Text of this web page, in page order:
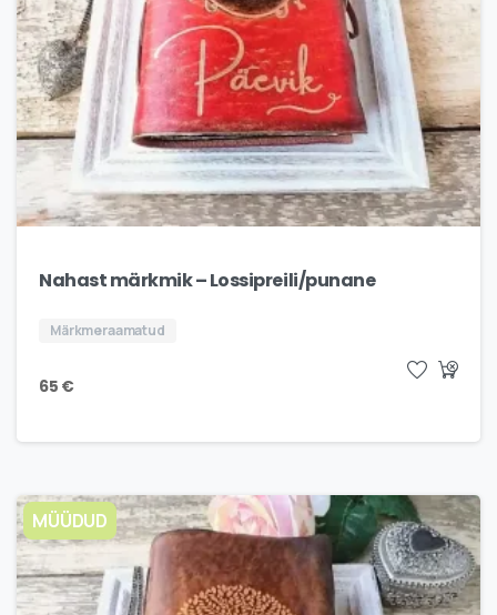
Nahast märkmik – Lossipreili/punane
Märkmeraamatud
65 €
MÜÜDUD